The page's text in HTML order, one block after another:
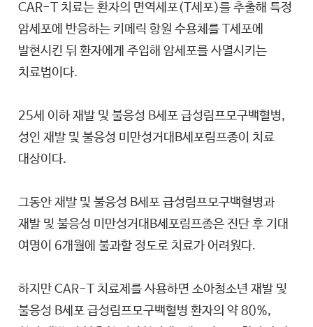
CAR-T 치료는 환자의 면역세포(T세포)를 추출해 특정
암세포에 반응하는 키메릭 항원 수용체를 T세포에
발현시킨 뒤 환자에게 주입해 암세포를 사멸시키는
치료법이다.
25세 이하 재발 및 불응성 B세포 급성림프모구백혈병,
성인 재발 및 불응성 미만성거대B세포림프종이 치료
대상이다.
그동안 재발 및 불응성 B세포 급성림프모구백혈병과
재발 및 불응성 미만성거대B세포림프종은 진단 후 기대
여명이 6개월에 불과할 정도로 치료가 어려웠다.
하지만 CAR-T 치료제를 사용하면 소아청소년 재발 및
불응성 B세포 급성림프모구백혈병 환자의 약 80%,